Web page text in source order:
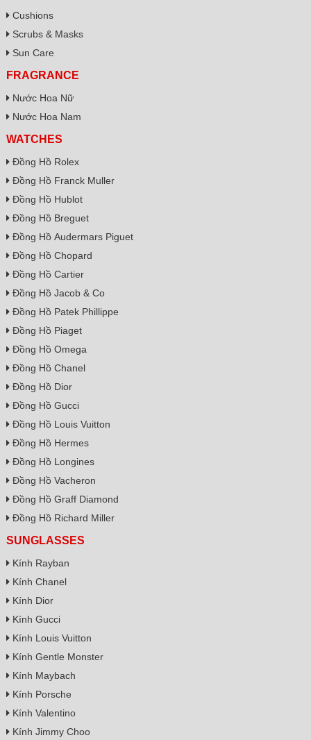
Cushions
Scrubs & Masks
Sun Care
FRAGRANCE
Nước Hoa Nữ
Nước Hoa Nam
WATCHES
Đồng Hồ Rolex
Đồng Hồ Franck Muller
Đồng Hồ Hublot
Đồng Hồ Breguet
Đồng Hồ Audermars Piguet
Đồng Hồ Chopard
Đồng Hồ Cartier
Đồng Hồ Jacob & Co
Đồng Hồ Patek Phillippe
Đồng Hồ Piaget
Đồng Hồ Omega
Đồng Hồ Chanel
Đồng Hồ Dior
Đồng Hồ Gucci
Đồng Hồ Louis Vuitton
Đồng Hồ Hermes
Đồng Hồ Longines
Đồng Hồ Vacheron
Đồng Hồ Graff Diamond
Đồng Hồ Richard Miller
SUNGLASSES
Kính Rayban
Kính Chanel
Kính Dior
Kính Gucci
Kính Louis Vuitton
Kính Gentle Monster
Kính Maybach
Kính Porsche
Kính Valentino
Kính Jimmy Choo